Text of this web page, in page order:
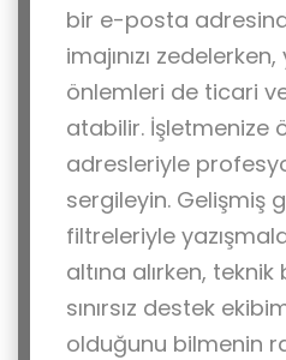
bir e-posta
imajınızı
önlemleri de ticari
atabilir. İşletmenize
adresleriyle
sergileyin. Gelişmiş
filtreleriyle
altına alırken,
sınırsız destek
olduğunu bilmenin